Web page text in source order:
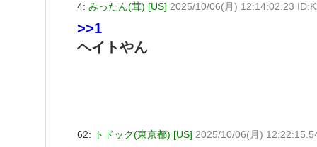
4: みったん(茸) [US] 2025/10/06(月) 12:14:02.23
>>1
ヘイトやん
62: トドック(東京都) [US] 2025/10/06(月)